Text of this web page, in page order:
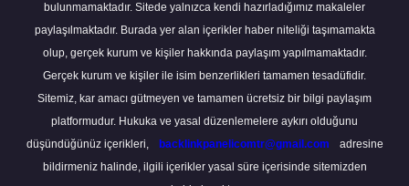
bulunmamaktadır. Sitede yalnızca kendi hazırladığımız makaleler
paylaşılmaktadır. Burada yer alan içerikler haber niteliği taşımamakta
olup, gerçek kurum ve kişiler hakkında paylaşım yapılmamaktadır.
Gerçek kurum ve kişiler ile isim benzerlikleri tamamen tesadüfidir.
Sitemiz, kar amacı gütmeyen ve tamamen ücretsiz bir bilgi paylaşım
platformudur. Hukuka ve yasal düzenlemelere aykırı olduğunu
düşündüğünüz içerikleri,
backlinkpanelicomtr@gmail.com
adresine
bildirmeniz halinde, ilgili içerikler yasal süre içerisinde sitemizden